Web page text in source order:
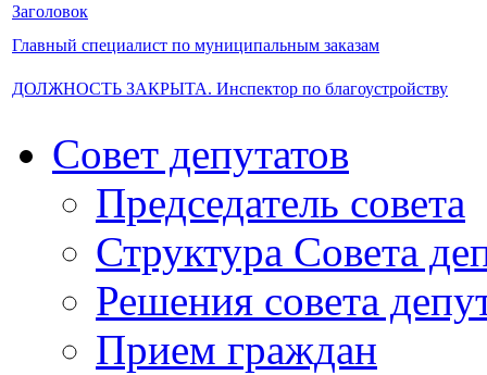
Заголовок
Главный специалист по муниципальным заказам
ДОЛЖНОСТЬ ЗАКРЫТА. Инспектор по благоустройству
Совет депутатов
Председатель совета
Структура Совета
Решения совета
Прием граждан